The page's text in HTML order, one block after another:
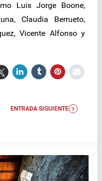
Luis Jorge Boone,
Claudia Berrueto,
Vicente Alfonso y
ENTRADA SIGUIENTE